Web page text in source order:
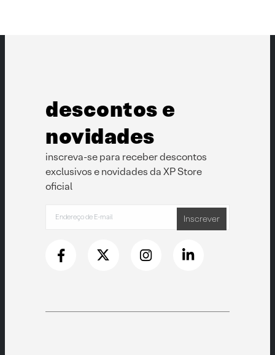
descontos e
novidades
inscreva-se para receber descontos
exclusivos e novidades da XP Store
oficial
Inscrever